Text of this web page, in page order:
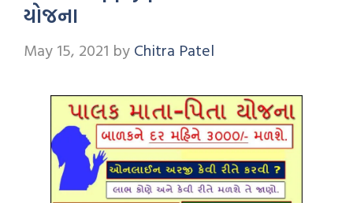
યોજના
May 15, 2021 by Chitra Patel